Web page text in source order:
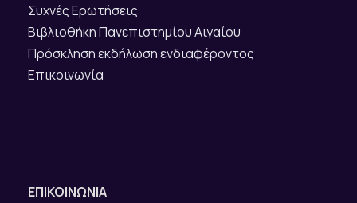
Συχνές Ερωτήσεις
Βιβλιοθήκη Πανεπιστημίου Αιγαίου
Πρόσκληση εκδήλωση ενδιαφέροντος
Επικοινωνία
ΕΠΙΚΟΙΝΩΝΙΑ